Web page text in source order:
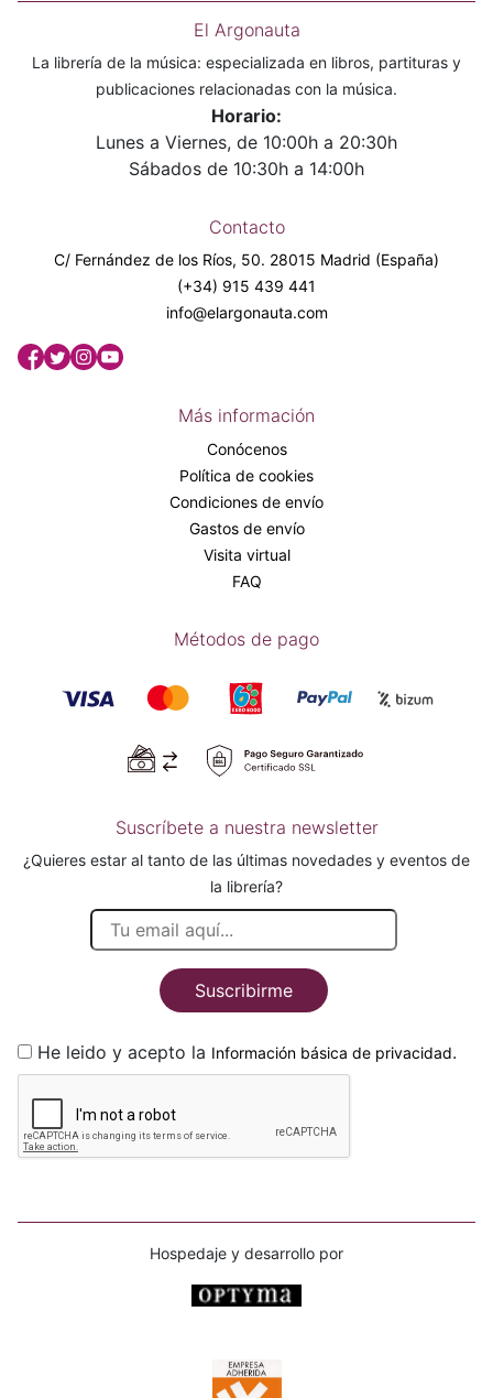
El Argonauta
La librería de la música: especializada en libros, partituras y
publicaciones relacionadas con la música.
Horario:
Lunes a Viernes, de 10:00h a 20:30h
Sábados de 10:30h a 14:00h
Contacto
C/ Fernández de los Ríos, 50. 28015 Madrid (España)
(+34) 915 439 441
info@elargonauta.com
Más información
Conócenos
Política de cookies
Condiciones de envío
Gastos de envío
Visita virtual
FAQ
Métodos de pago
Suscríbete a nuestra newsletter
¿Quieres estar al tanto de las últimas novedades y eventos de
la librería?
Suscribirme
He leido y acepto la Información básica de privacidad.
Hospedaje y desarrollo por